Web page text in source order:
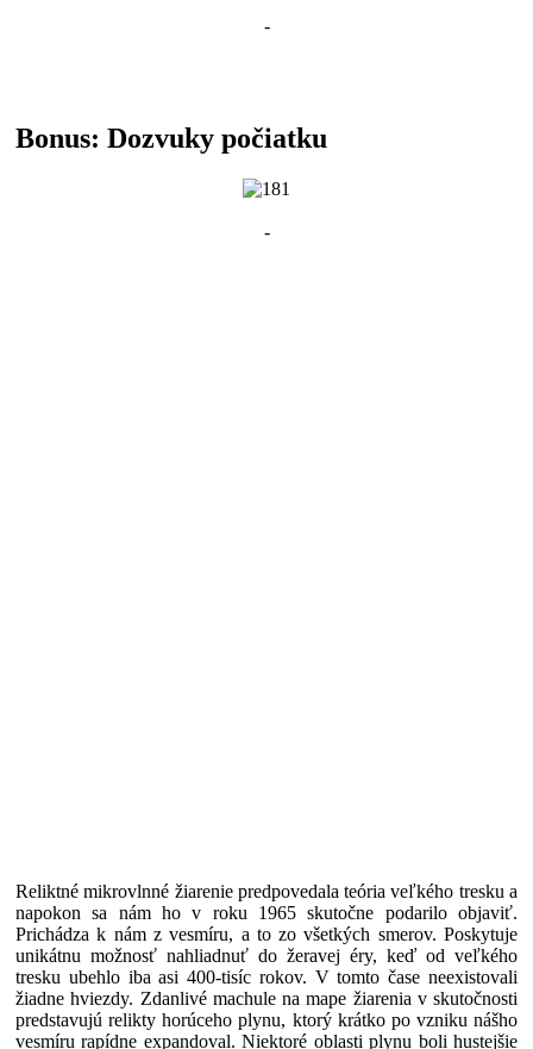
-
Bonus: Dozvuky počiatku
-
Reliktné mikrovlnné žiarenie predpovedala teória veľkého tresku a
napokon sa nám ho v roku 1965 skutočne podarilo objaviť.
Prichádza k nám z vesmíru, a to zo všetkých smerov. Poskytuje
unikátnu možnosť nahliadnuť do žeravej éry, keď od veľkého
tresku ubehlo iba asi 400-tisíc rokov. V tomto čase neexistovali
žiadne hviezdy. Zdanlivé machule na mape žiarenia v skutočnosti
predstavujú relikty horúceho plynu, ktorý krátko po vzniku nášho
vesmíru rapídne expandoval. Niektoré oblasti plynu boli hustejšie